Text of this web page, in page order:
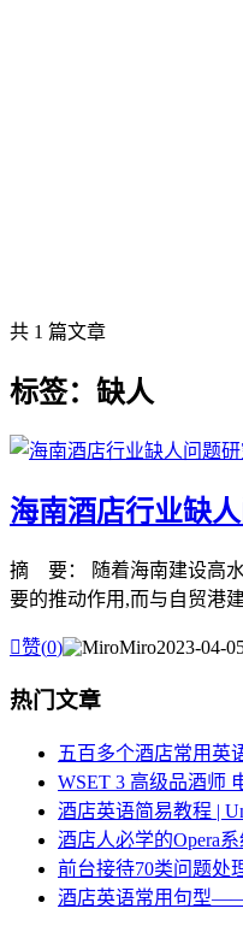
共 1 篇文章
标签：缺人
海南酒店行业缺
摘 要： 随着海南建设高水
要的推动作用,而与自贸港
赞(0) Miro2023-04-
热门文章
五百多个酒店常用英
WSET 3 高级品酒师
酒店英语简易教程 |
酒店人必学的Opera
前台接待70类问题处
酒店英语常用句型——